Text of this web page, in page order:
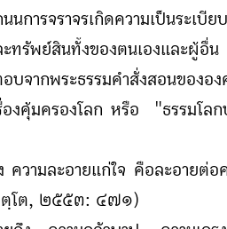
การจราจรเกิดความเป็นระเบีย
ะทรัพย์สินทั้งของตนเองและ
บจากพระธรรมคำสั่งสอนขององ
องคุ้มครองโลก หรือ
"ธรรมโล
วามละอายแก่ใจ คือละอายต่อ
โต, ๒๕๕๓: ๔๗๑)